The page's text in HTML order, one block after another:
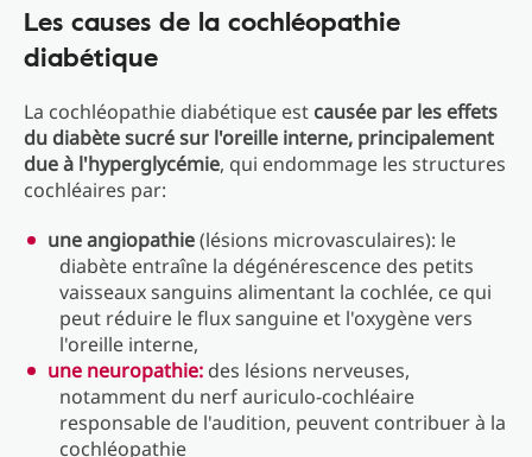
Les causes de la cochléopathie
diabétique
La cochléopathie diabétique est causée par les effets
du diabète sucré sur l'oreille interne, principalement
due à l'hyperglycémie, qui endommage les structures
cochléaires par:
une angiopathie(lésions microvasculaires): le
diabète entraîne la dégénérescence des petits
vaisseaux sanguins alimentant la cochlée, ce qui
peut réduire le flux sanguine et l'oxygène vers
l'oreille interne,
une neuropathie: des lésions nerveuses,
notamment du nerf auriculo-cochléaire
responsable de l'audition, peuvent contribuer à la
cochléopathie